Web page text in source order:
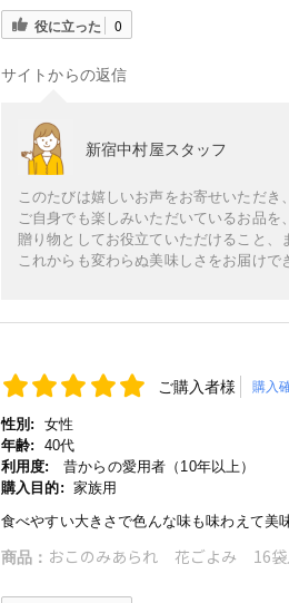
役に立った 0
サイトからの返信
新宿中村屋スタッフ
このたびは嬉しいお声をお寄せいただき
ご自身でも楽しみいただいているお品を
贈り物としてお役立ていただけること、
これからも変わらぬ美味しさをお届けで
ご購入者様 購入
性別:
女性
年齢:
40代
利用度:
昔からの愛用者（10年以上）
購入目的: 家族用
食べやすい大きさで色んな味も味わえて美
商品： おこのみあられ 花ごよみ 16袋